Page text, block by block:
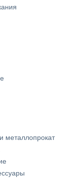
металлопрокат